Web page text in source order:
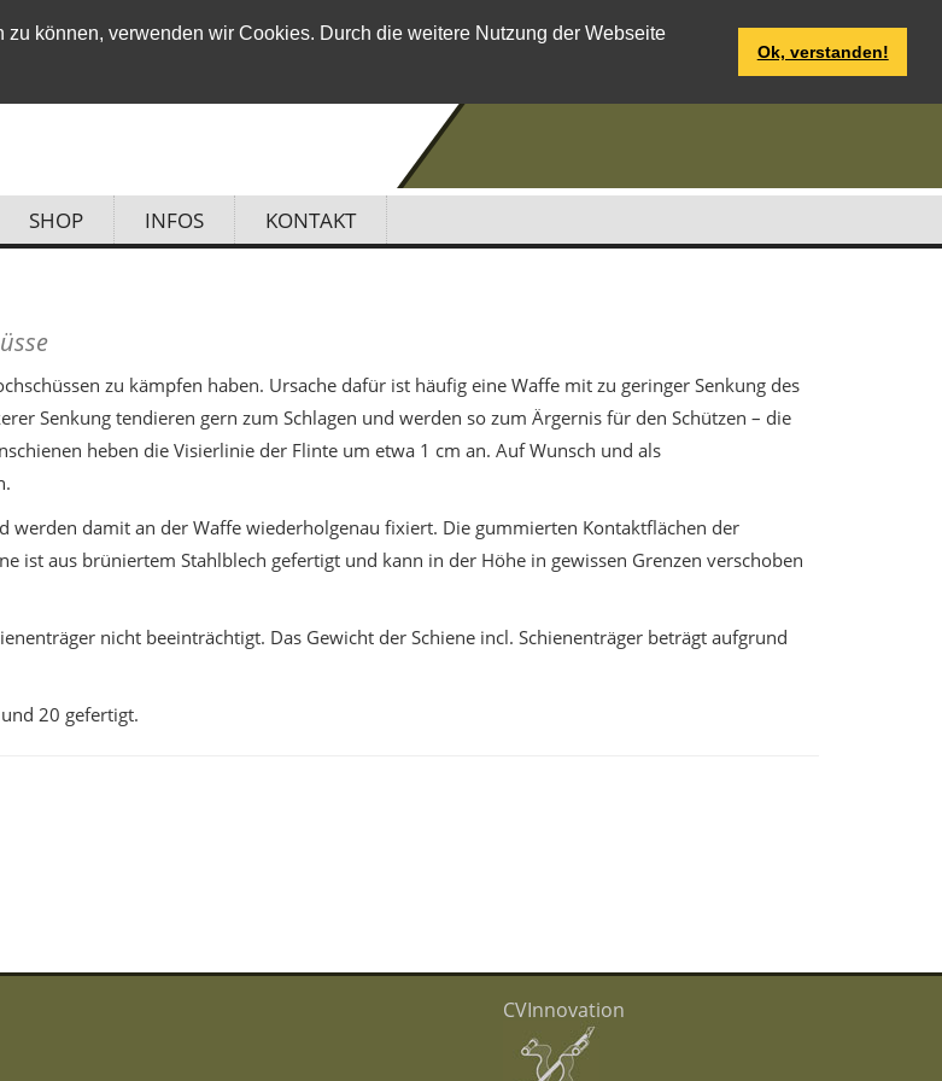
können, verwenden wir Cookies. Durch die weitere Nutzung der Webseite
Ok, verstanden!
SHOP INFOS KONTAKT
zu kämpfen haben. Ursache dafür ist häufig eine Waffe mit zu geringer Senkung des
Senkung tendieren gern zum Schlagen und werden so zum Ärgernis für den Schützen – die
heben die Visierlinie der Flinte um etwa 1 cm an. Auf Wunsch und als
werden damit an der Waffe wiederholgenau fixiert. Die gummierten Kontaktflächen der
ist aus brüniertem Stahlblech gefertigt und kann in der Höhe in gewissen Grenzen verschoben
nicht beeinträchtigt. Das Gewicht der Schiene incl. Schienenträger beträgt aufgrund
20 gefertigt.
CVInnovation